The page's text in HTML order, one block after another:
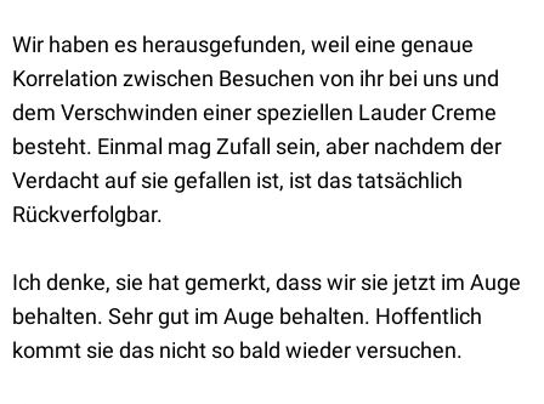
Wir haben es herausgefunden, weil eine genaue
Korrelation zwischen Besuchen von ihr bei uns und
dem Verschwinden einer speziellen Lauder Creme
besteht. Einmal mag Zufall sein, aber nachdem der
Verdacht auf sie gefallen ist, ist das tatsächlich
Rückverfolgbar.
Ich denke, sie hat gemerkt, dass wir sie jetzt im Auge
behalten. Sehr gut im Auge behalten. Hoffentlich
kommt sie das nicht so bald wieder versuchen.